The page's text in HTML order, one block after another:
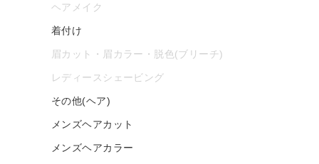
ヘアメイク
着付け
眉カット・眉カラー・脱色(ブリーチ)
レディースシェービング
その他(ヘア)
メンズヘアカット
メンズヘアカラー